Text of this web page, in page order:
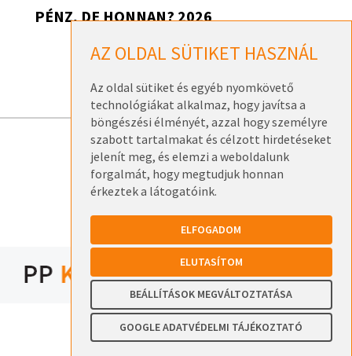
AZ OLDAL SÜTIKET HASZNÁL
Az oldal sütiket és egyéb nyomkövető
technológiákat alkalmaz, hogy javítsa a
böngészési élményét, azzal hogy személyre
szabott tartalmakat és célzott hirdetéseket
jelenít meg, és elemzi a weboldalunk
forgalmát, hogy megtudjuk honnan
érkeztek a látogatóink.
ELFOGADOM
ELUTASÍTOM
BEÁLLÍTÁSOK MEGVÁLTOZTATÁSA
GOOGLE ADATVÉDELMI TÁJÉKOZTATÓ
PÉNZ, DE HONNAN? 2026
Pénz, de honnan? 2026 – Székesfehérvár
ELÉRHETŐSÉGEK
ADATKEZELÉSI TÁJÉKOZTATÓK